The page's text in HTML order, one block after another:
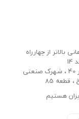
بالاتر از چهارراه
آدرس کارخانه : تهران ، آزاد راه خلیج فارس ، کیلومتر 40 ، شهرک صنعتی
85